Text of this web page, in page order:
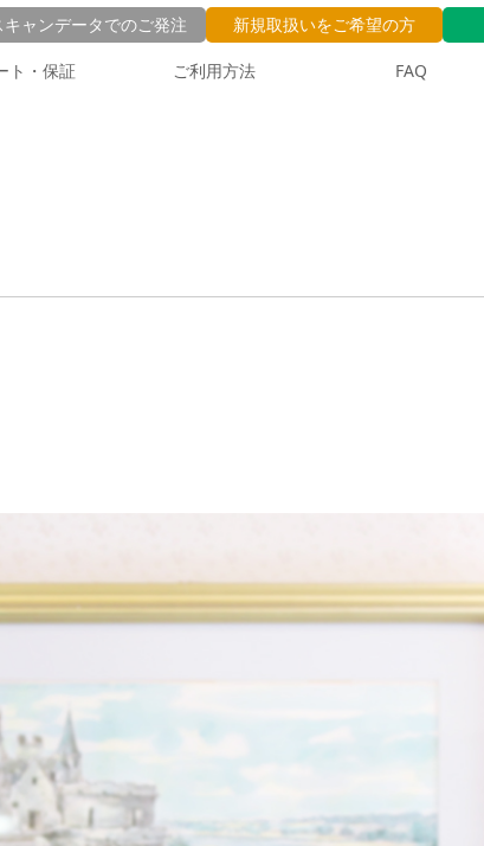
ト・保証 ご利用方法 FAQ
キャンデータでのご発注 新規取扱いをご希望の方